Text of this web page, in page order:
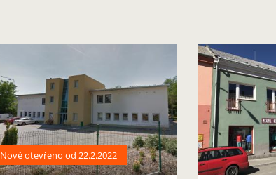
Nově otevřeno od 22.2.2022